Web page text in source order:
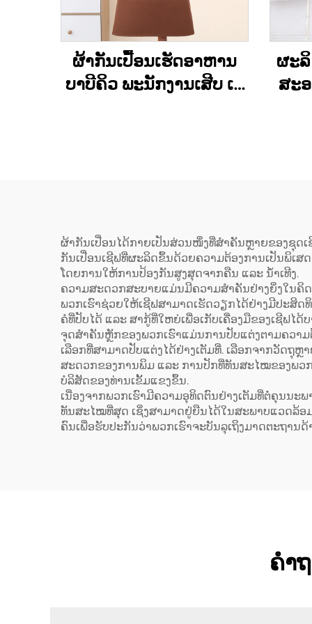
ຜ້າກັນເປື້ອນເຮັດອາຫານ
ບາບີຄິວ ພະນັກງານເສີບ ເບ
ຜະ
ສະ
ແລະ
ຜ້າກັນເປື່ອນໄດ້ກາຍເປັນສ່ວນໜຶ່ງທີ່ສຳຄັນຫຼາຍຂອງຊຸດເ
ກັນເປື່ອນເຊີຟທີ່ຜະລິດຂຶ້ນດ້ວຍຄວາມຕ້ອງການເປັນພິເສ
ໂດຍການໃຫ້ການປ້ອງກັນສູງສຸດຈາກຄືນ ແລະ ນ້ຳເທີງ.
ຄວາມສະດວກສະບາຍແມ່ນມີຄວາມສຳຄັນຢ່າງຍິ່ງໃນຄິດ
ພວກເຮົາຊ່ວຍໃຫ້ເຊີຟສາມາດເຮັດວຽກໄດ້ຢ່າງມີປະສິ
ຄໍທີ່ປັບໄດ້ ແລະ ສາກູ້ທີ່ໃຫຍ່ເພື່ອເກັບເຄື່ອງມືຂອງເຊີຟໄດ້
ຈຸດສຳຄັນຫຼັກຂອງພວກເຮົາແມ່ນການປັບແຕ່ງຕາມຄວາ
ເລືອກທີ່ສາມາດປັບແຕ່ງໄດ້ຢ່າງເຕັມທີ່. ເລືອກຈາກວັດ
ສະດວກຂອງການພິມ ແລະ ການປັກທີ່ທັນສະໄໝຂອງພວ
ບໍລິສັດຂອງທ່ານເຂັ້ມແຂງຂຶ້ນ.
ເນື່ອງຈາກພວກເຮົາມີຄວາມອຸທິດຕົນຢ່າງເຕັມທີ່ຕໍ່ຄຸນນ
ທັນສະໄໝທີ່ສຸດ ເຊິ່ງສາມາດຢູ່ຍືນໄດ້ໃນສະພາບແວດລ້
ຄົນເພື່ອຮັບປະກັນວ່າພວກເຮົາຈະບັນລຸເຖິງມາດຕະຖາ
ຄຳ